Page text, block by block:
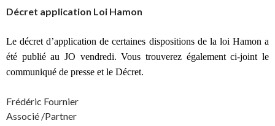
Décret application Loi Hamon
Le décret d’application de certaines dispositions de la loi Hamon a
été publié au JO vendredi. Vous trouverez également ci-joint le
communiqué de presse et le Décret.
Frédéric Fournier
Associé /Partner